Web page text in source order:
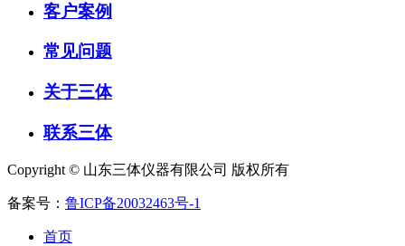
客户案例
常见问题
关于三体
联系三体
Copyright © 山东三体仪器有限公司 版权所有
备案号： 鲁ICP备20032463号-1
首页